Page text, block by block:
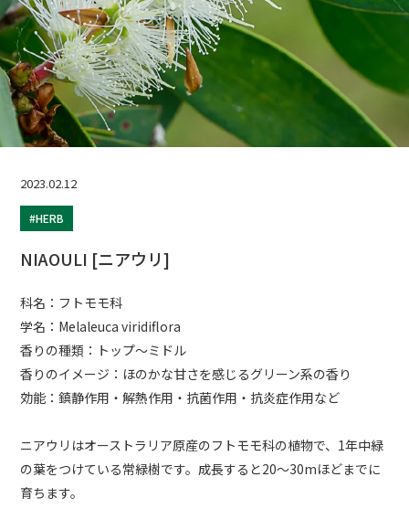
2023.02.12
#HERB
NIAOULI [ニアウリ]
科名：フトモモ科
学名：Melaleuca viridiflora
香りの種類：トップ～ミドル
香りのイメージ：ほのかな甘さを感じるグリーン系の香り
効能：鎮静作用・解熱作用・抗菌作用・抗炎症作用など
ニアウリはオーストラリア原産のフトモモ科の植物で、1年中緑
の葉をつけている常緑樹です。成長すると20〜30mほどまでに
育ちます。